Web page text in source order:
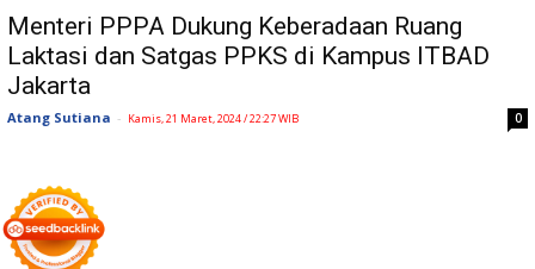
Menteri PPPA Dukung Keberadaan Ruang
Laktasi dan Satgas PPKS di Kampus ITBAD
Jakarta
Atang Sutiana - Kamis, 21 Maret, 2024 / 22:27 WIB 0